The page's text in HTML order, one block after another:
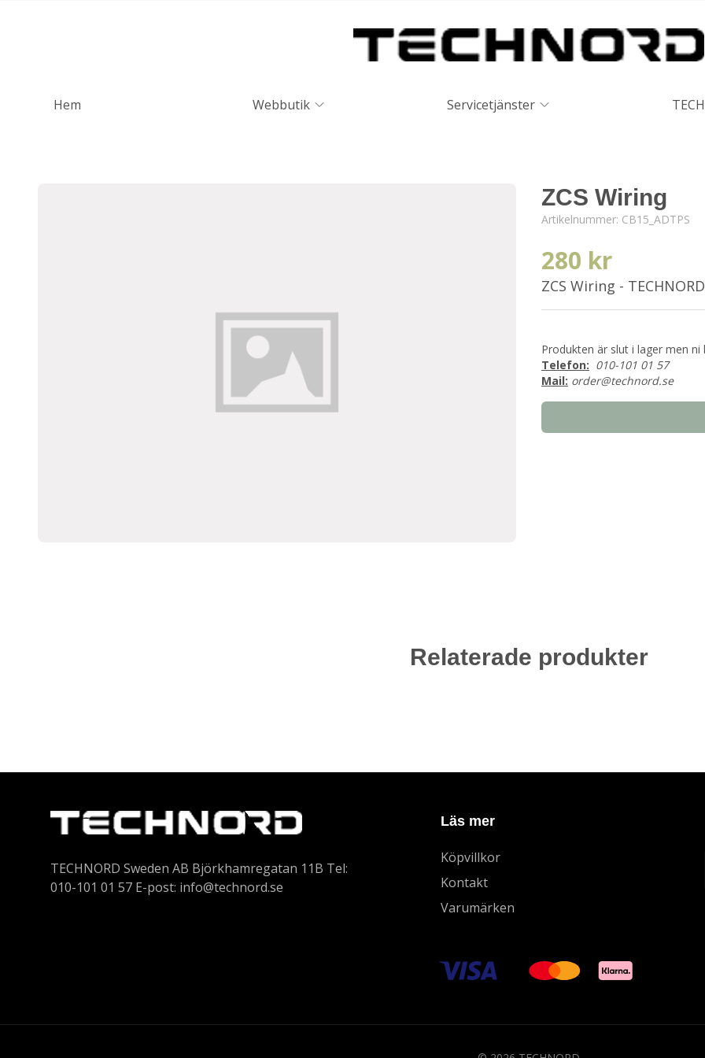
Hem Webbutik Servicetjänster
ZCS Wiring
Artikelnummer: CB15_ADTPS
280 kr
ZCS Wiring - TECHNORD
Produkten är slut i lager men
Telefon: 010-101 01 57
Mail: order@technord.se
Relaterade produkter
TECHNORD Sweden AB Björkhamregatan 11B Tel:
010-101 01 57 E-post: info@technord.se
Läs mer
Köpvillkor
Kontakt
Varumärken